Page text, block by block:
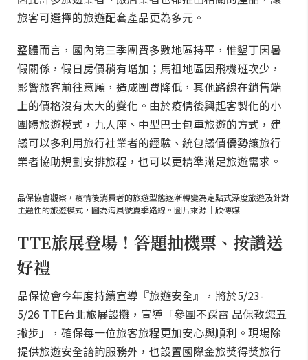
旅客可選擇的旅遊配套產品更為多元。
整體而言，國內第三季團費多數地區持平，惟墾丁因暑
假關係，假日房價稍有增加；馬祖地區因飛機班次少，
影響旅客前往意願，造成團費降低，其他路線在銷售端
上的價格沒有太大的變化。由於疫情後興起客製化的小
團體旅遊模式，九人座、中型巴士包車旅遊的方式，建
議可以多利用旅行社業者的經驗、統包議價優勢讓旅行
業者協助規劃安排旅程，也可以更精準滿足旅遊需求。
品保協會觀察，疫情後消費者的旅遊型態逐漸轉變為定點式深度旅遊及針對
主題性的旅遊模式，圖為海風號夏季路線。圖片來源｜欣傳媒
TTE旅展登場！答題抽機票、按讚送
好禮
品保協會今年度持續宣導『旅遊安全』，將於5/23-
5/26 TTE台北旅展設攤，宣導「參團不踩雷 品保教您五
撇步」，確保每一位旅客旅程更加安心與順利。現場除
提供旅遊安全諮詢服務外，也設置國際金旅獎得獎旅行